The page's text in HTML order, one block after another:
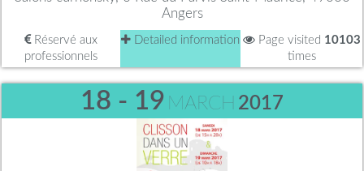
Angers
Réservé aux
professionnels
Detailed information Page visited 10103
times
18 - 19 MARCH 2017